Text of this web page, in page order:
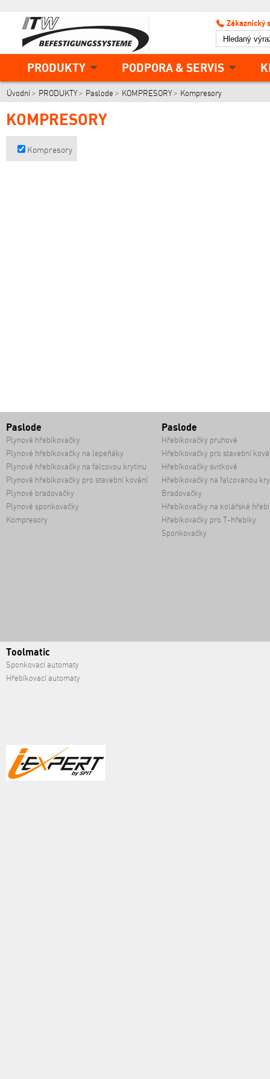
PRODUKTY PODPORA & SERVIS
Zákaznický
Úvodní PRODUKTY Paslode KOMPRESORY Kompresory
KOMPRESORY
Kompresory
Paslode
Plynové hřebíkovačky
Plynové hřebíkovačky na lepeňáky
Plynové hřebíkovačky na falcovou krytinu
Plynové hřebíkovačky pro stavební kování
Plynové bradovačky
Plynové sponkovačky
Kompresory
Paslode
Hřebíkovačky pruhové
Hřebíkovačky pro stavební
Hřebíkovačky svitkové
Hřebíkovačky na falcovanou
Bradovačky
Hřebíkovačky na kolářské
Hřebíkovačky pro T-hřebíky
Sponkovačky
Toolmatic
Sponkovací automaty
Hřebíkovací automaty